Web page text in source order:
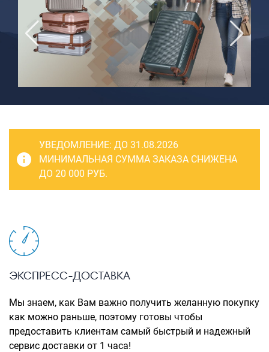
Бьюти-кейсы
САКВОЯЖИ
РАСПРОДАЖА
Сумки
Сумки колесные
Сумки спортивные
Сумки деловые
Сумки поясные
Сумки пляжные
Рюкзаки городские
Рюкзаки школьные
Рюкзаки подростковые
УВЕДОМЛЕНИЕ: ДО 31.08.2026
МИНИМАЛЬНАЯ СУММА ЗАКАЗА СНИЖЕНА
ДО 20 000 РУБ.
ЭКСПРЕСС-ДОСТАВКА
Мы знаем, как Вам важно получить желанную покупку
как можно раньше, поэтому готовы чтобы
предоставить клиентам самый быстрый и надежный
сервис доставки от 1 часа!